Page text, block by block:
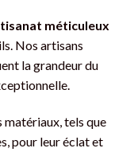
méticuleux
Nos artisans
la grandeur du
matériaux, tels que
pour leur éclat et